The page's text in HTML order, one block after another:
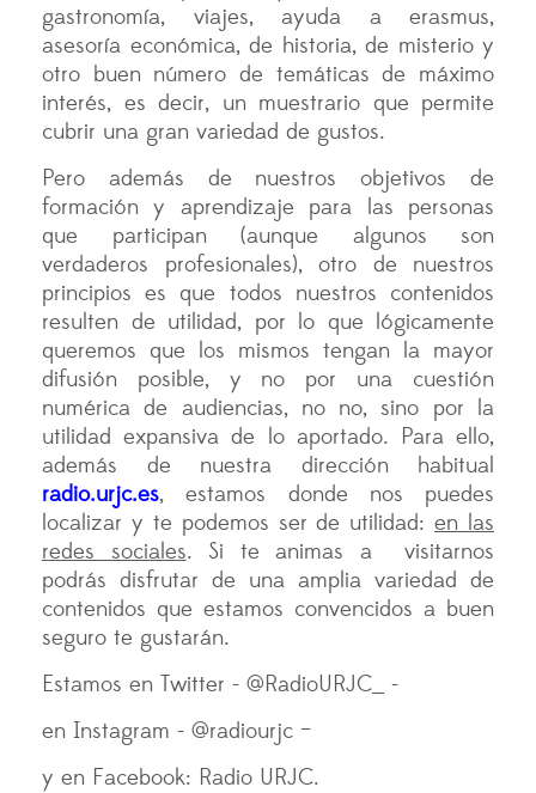
gastronomía, viajes, ayuda a erasmus,
asesoría económica, de historia, de misterio y
otro buen número de temáticas de máximo
interés, es decir, un muestrario que permite
cubrir una gran variedad de gustos.
Pero además de nuestros objetivos de
formación y aprendizaje para las personas
que participan (aunque algunos son
verdaderos profesionales), otro de nuestros
principios es que todos nuestros contenidos
resulten de utilidad, por lo que lógicamente
queremos que los mismos tengan la mayor
difusión posible, y no por una cuestión
numérica de audiencias, no no, sino por la
utilidad expansiva de lo aportado. Para ello,
además de nuestra dirección habitual
radio.urjc.es, estamos donde nos puedes
localizar y te podemos ser de utilidad:en las
redes sociales. Si te animas a visitarnos
podrás disfrutar de una amplia variedad de
contenidos que estamos convencidos a buen
seguro te gustarán.
Estamos en Twitter - @RadioURJC_ -
en Instagram - @radiourjc –
y en Facebook: Radio URJC.